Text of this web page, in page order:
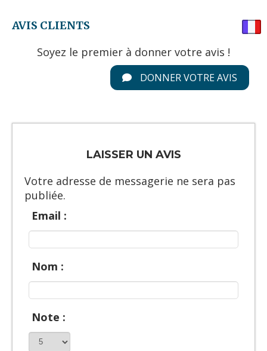
AVIS CLIENTS
Soyez le premier à donner votre avis !
DONNER VOTRE AVIS
LAISSER UN AVIS
Votre adresse de messagerie ne sera pas
publiée.
Email :
Nom :
Note :